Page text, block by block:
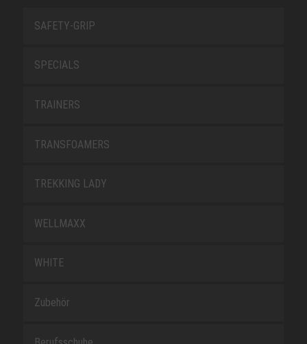
SAFETY-GRIP
SPECIALS
TRAINERS
TRANSFOAMERS
TREKKING LADY
WELLMAXX
WHITE
Zubehör